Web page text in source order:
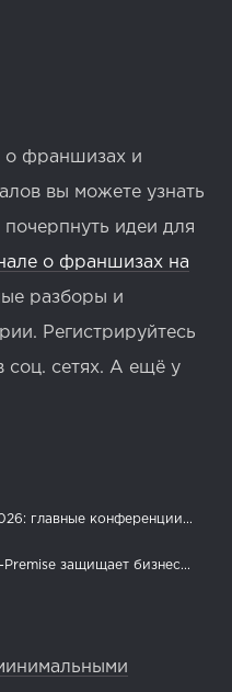
о франшизах и
вы можете узнать
идеи для
о франшизах на
разборы и
Регистрируйтесь
соц. сетях. А ещё у
главные конференции...
защищает бизнес...